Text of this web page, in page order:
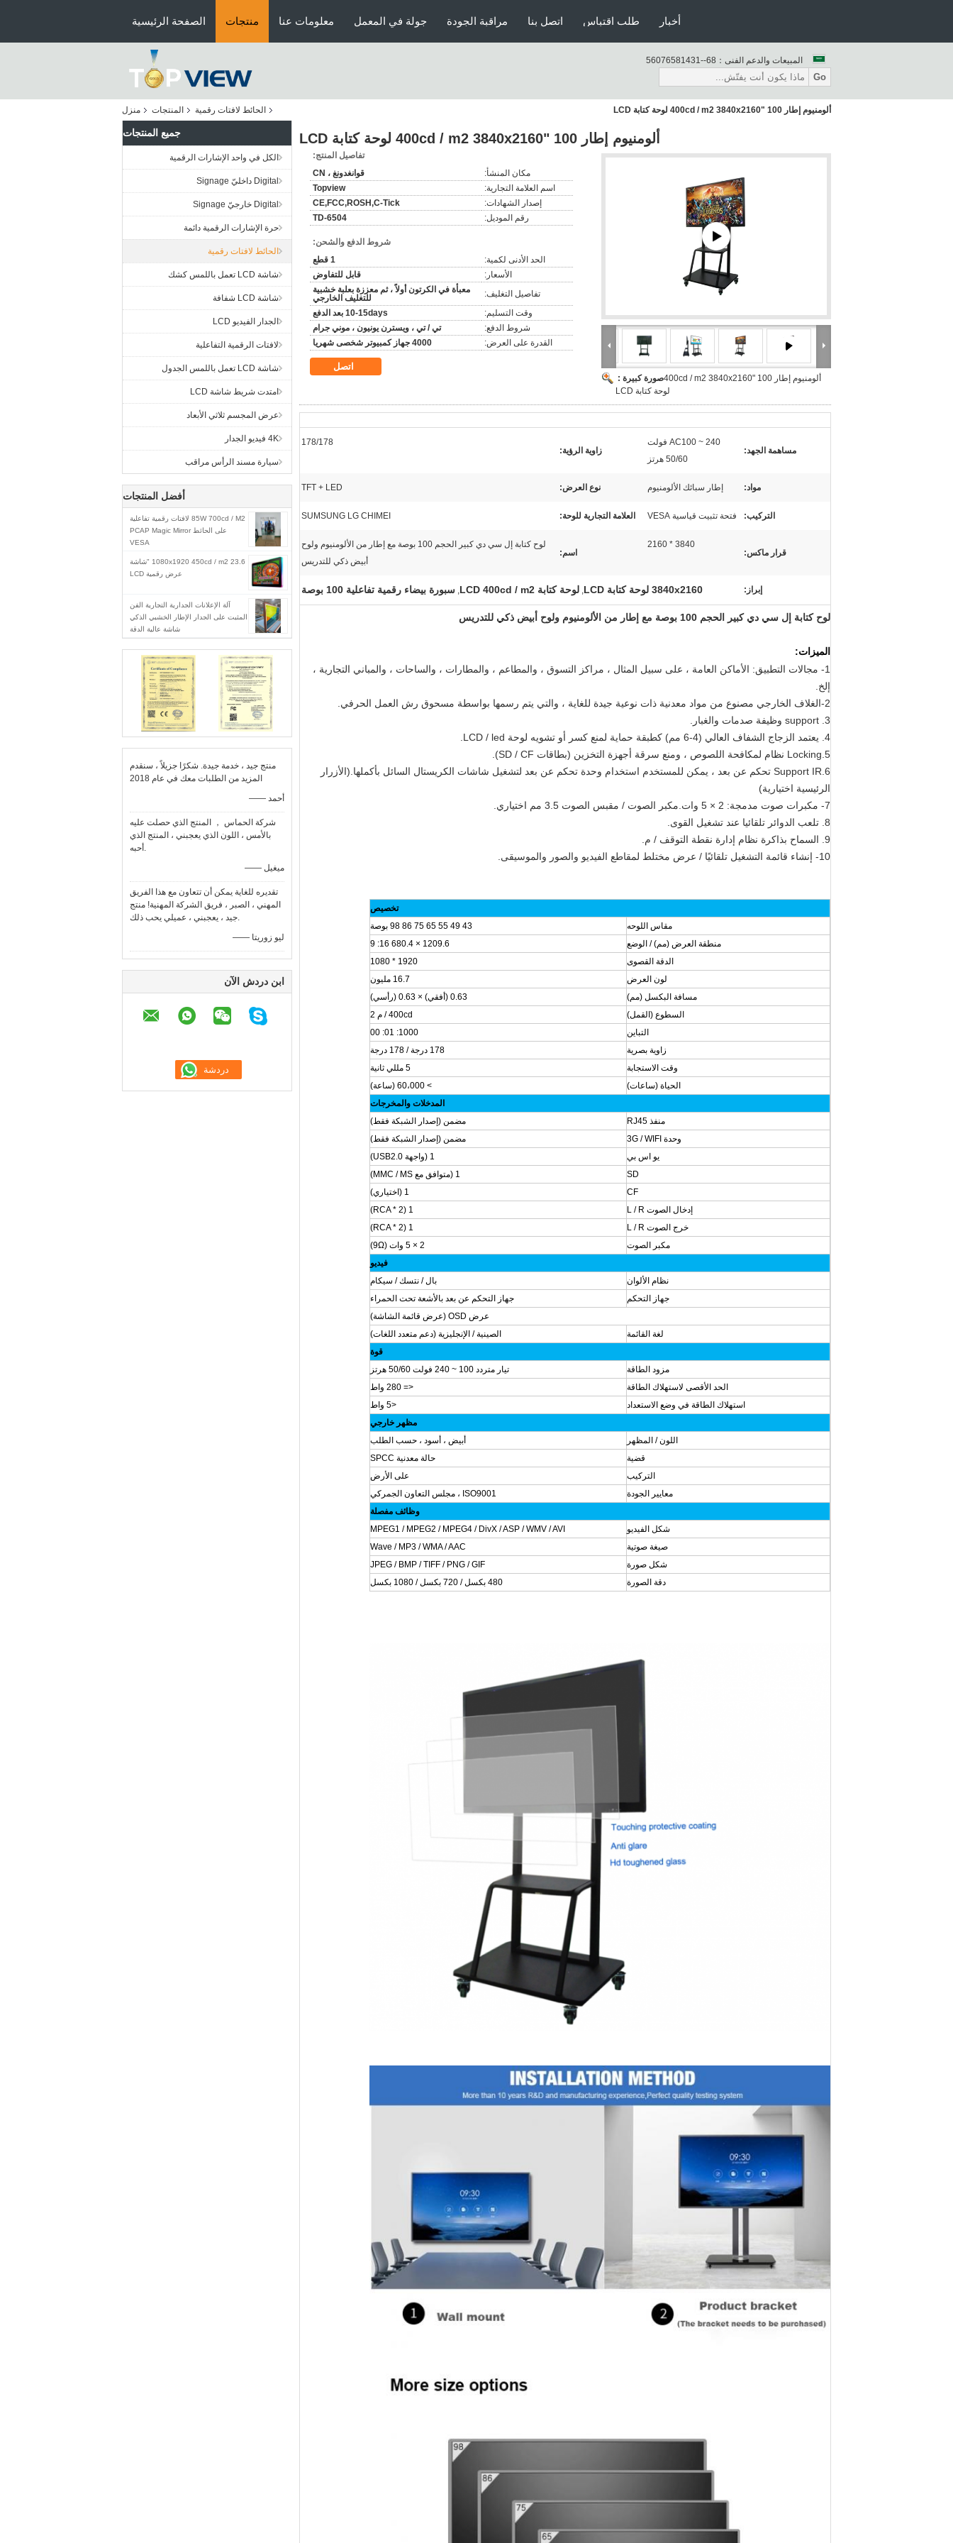
الصفحة الرئيسية منتجات معلومات عنا جولة في المعمل مراقبة الجودة اتصل بنا طلب اقتباس أخبار
المبيعات والدعم الفنى： 86--13418567065
Go
منزل المنتجات الحائط لافتات رقمية ألومنيوم إطار 100 "400cd / m2 3840x2160 لوحة كتابة LCD
جميع المنتجات
الكل في واحد الإشارات الرقمية
Digital داخليّ Signage
Digital خارجيّ Signage
حرة الإشارات الرقمية دائمة
الحائط لافتات رقمية
شاشة LCD تعمل باللمس كشك
شاشة LCD شفافة
الجدار الفيديو LCD
لافتات الرقمية التفاعلية
شاشة LCD تعمل باللمس الجدول
امتدت شريط شاشة LCD
عرض المجسم ثلاثي الأبعاد
4K فيديو الجدار
سيارة مسند الرأس مراقب
أفضل المنتجات
85W 700cd / M2 لافتات رقمية تفاعلية
على الحائط PCAP Magic Mirror
VESA
1080x1920 450cd / m2 23.6 "شاشة
عرض رقمية LCD
آلة الإعلانات الجدارية التجارية الفن
المثبت على الجدار الإطار الخشبي الذكي
شاشة عالية الدقة
منتج جيد ، خدمة جيدة. شكرًا جزيلاً ، سنقدم
المزيد من الطلبات معك في عام 2018
—— أحمد
شركة الحماس ， المنتج الذي حصلت عليه
بالأمس ، اللون الذي يعجبني ، المنتج الذي
أحبه.
—— ميغيل
تقديره للغاية يمكن أن تتعاون مع هذا الفريق
المهني ، الصبر ، فريق الشركة المهنية! منتج
جيد ، يعجبني ، عميلي يحب ذلك.
—— ليو زوريتا
ابن دردش الآن
ألومنيوم إطار 100 "400cd / m2 3840x2160 لوحة كتابة LCD
صورة كبيرة :ألومنيوم إطار 100 "400cd / m2 3840x2160
لوحة كتابة LCD
تفاصيل المنتج:
مكان المنشأ:
قوانغدونغ ، CN
اسم العلامة التجارية:
Topview
إصدار الشهادات:
CE,FCC,ROSH,C-Tick
رقم الموديل:
TD-6504
شروط الدفع والشحن:
الحد الأدنى لكمية:
1 قطع
الأسعار:
قابل للتفاوض
تفاصيل التغليف:
معبأة في الكرتون أولاً ، ثم معززة بعلبة خشبية
للتغليف الخارجي
وقت التسليم:
10-15days بعد الدفع
شروط الدفع:
تي / تي ، ويسترن يونيون ، موني جرام
القدرة على العرض:
4000 جهاز كمبيوتر شخصى شهريا
اتصل
مساهمة الجهد:
AC100 ~ 240 فولت
50/60 هرتز
زاوية الرؤية:
178/178
مواد: إطار سبائك الألومنيوم نوع العرض: TFT + LED
التركيب: فتحة تثبيت قياسية VESA العلامة التجارية للوحة: SUMSUNG LG CHIMEI
قرار ماكس:
3840 * 2160
اسم:
لوح كتابة إل سي دي كبير الحجم 100 بوصة مع إطار من الألومنيوم ولوح
أبيض ذكي للتدريس
إبراز: 3840x2160 لوحة كتابة LCD , لوحة كتابة LCD 400cd / m2 , سبورة بيضاء رقمية تفاعلية 100 بوصة
لوح كتابة إل سي دي كبير الحجم 100 بوصة مع إطار من الألومنيوم ولوح أبيض ذكي للتدريس
الميزات:
1- مجالات التطبيق: الأماكن العامة ، على سبيل المثال ، مراكز التسوق ، والمطاعم ، والمطارات ، والساحات ، والمباني التجارية ،
إلخ.
2-الغلاف الخارجي مصنوع من مواد معدنية ذات نوعية جيدة للغاية ، والتي يتم رسمها بواسطة مسحوق رش العمل الحرفي.
3. support وظيفة صدمات والغبار.
4. يعتمد الزجاج الشفاف العالي (4-6 مم) كطبقة حماية لمنع كسر أو تشويه لوحة LCD / led.
5.Locking نظام لمكافحة اللصوص ، ومنع سرقة أجهزة التخزين (بطاقات SD / CF).
6.Support IR تحكم عن بعد ، يمكن للمستخدم استخدام وحدة تحكم عن بعد لتشغيل شاشات الكريستال السائل بأكملها.(الأزرار
الرئيسية اختيارية)
7- مكبرات صوت مدمجة: 2 × 5 وات.مكبر الصوت / مقبس الصوت 3.5 مم اختياري.
8. تلعب الدوائر تلقائيا عند تشغيل القوى.
9. السماح بذاكرة نظام إدارة نقطة التوقف / م.
10- إنشاء قائمة التشغيل تلقائيًا / عرض مختلط لمقاطع الفيديو والصور والموسيقى.
تخصيص
مقاس اللوحه
43 49 55 65 75 86 98 بوصة
منطقة العرض (مم) / الوضع
1209.6 × 680.4 16: 9
الدقة القصوى
1920 * 1080
لون العرض
16.7 مليون
مسافة البكسل (مم)
0.63 (أفقي) × 0.63 (رأسي)
السطوع (القمل)
400cd / م 2
التباين
1000: 01: 00
زاوية بصرية
178 درجة / 178 درجة
وقت الاستجابة
5 مللي ثانية
الحياة (ساعات)
> 60،000 (ساعة)
المدخلات والمخرجات
منفذ RJ45
مضمن (إصدار الشبكة فقط)
وحدة 3G / WIFI
مضمن (إصدار الشبكة فقط)
يو اس بي
1 (واجهة USB2.0)
SD
1 (متوافق مع MMC / MS)
CF
1 (اختياري)
إدخال الصوت L / R
1 (RCA * 2)
خرج الصوت L / R
1 (RCA * 2)
مكبر الصوت
2 × 5 وات (9Ω)
فيديو
نظام الألوان
بال / نتسك / سيكام
جهاز التحكم
جهاز التحكم عن بعد بالأشعة تحت الحمراء
عرض OSD (عرض قائمة الشاشة)
لغة القائمة
الصينية / الإنجليزية (دعم متعدد اللغات)
قوة
مزود الطاقة
تيار متردد 100 ~ 240 فولت 50/60 هرتز
الحد الأقصى لاستهلاك الطاقة
<= 280 واط
استهلاك الطاقة في وضع الاستعداد
<5 واط
مظهر خارجي
اللون / المظهر
أبيض ، أسود ، حسب الطلب
قضية
حالة معدنية SPCC
التركيب
على الأرض
معايير الجودة
ISO9001 ، مجلس التعاون الجمركي
وظائف مفصلة
شكل الفيديو
MPEG1 / MPEG2 / MPEG4 / DivX / ASP / WMV / AVI
صيغة صوتية
Wave / MP3 / WMA / AAC
شكل صورة
JPEG / BMP / TIFF / PNG / GIF
دقة الصورة
480 بكسل / 720 بكسل / 1080 بكسل